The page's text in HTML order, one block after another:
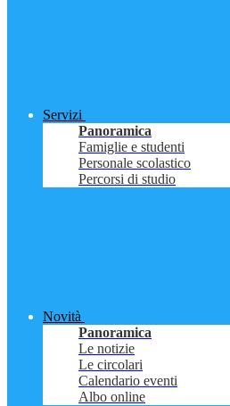
Servizi
Panoramica
Famiglie e studenti
Personale scolastico
Percorsi di studio
Novità
Panoramica
Le notizie
Le circolari
Calendario eventi
Albo online